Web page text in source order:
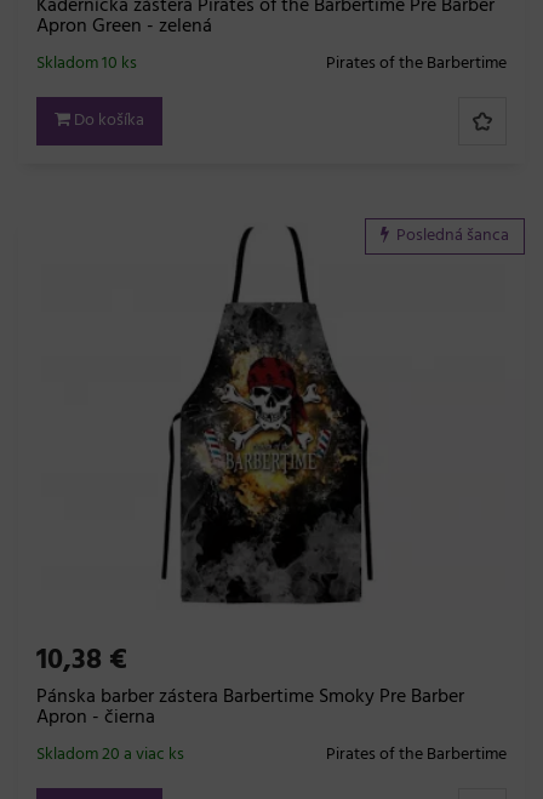
Kadernícka zástera Pirates of the Barbertime Pre Barber
Apron Green - zelená
Pirates of the Barbertime
Skladom 10 ks
Do košíka
Posledná šanca
10,38 €
Pánska barber zástera Barbertime Smoky Pre Barber
Apron - čierna
Pirates of the Barbertime
Skladom 20 a viac ks